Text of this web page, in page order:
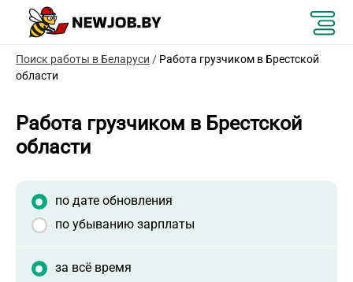
Поиск работы в Беларуси / Работа грузчиком в Брестской
области
Работа грузчиком в Брестской
области
по дате обновления
по убыванию зарплаты
за всё время